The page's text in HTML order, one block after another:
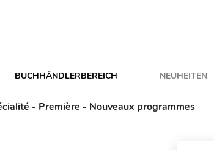
BUCHHÄNDLERBEREICH NEUHEITEN
- Première - Nouveaux programmes